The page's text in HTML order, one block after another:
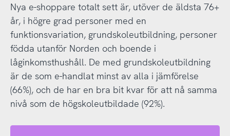
Nya e-shoppare totalt sett är, utöver de äldsta 76+
år, i högre grad personer med en
funktionsvariation, grundskoleutbildning, personer
födda utanför Norden och boende i
låginkomsthushåll. De med grundskoleutbildning
är de som e-handlat minst av alla i jämförelse
(66%), och de har en bra bit kvar för att nå samma
nivå som de högskoleutbildade (92%).